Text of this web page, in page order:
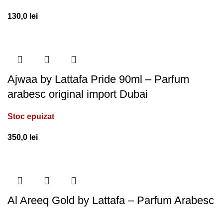
130,0 lei
Ajwaa by Lattafa Pride 90ml – Parfum
arabesc original import Dubai
Stoc epuizat
350,0 lei
Al Areeq Gold by Lattafa – Parfum Arabesc